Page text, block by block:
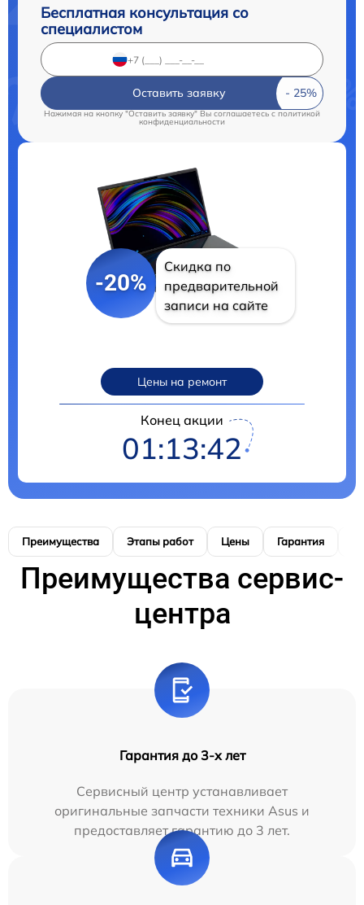
Бесплатная консультация со
специалистом
Оставить заявку
Нажимая на кнопку "Оставить заявку" Вы соглашаетесь c политикой
конфиденциальности
-20%
Скидка по
предварительной
записи на сайте
Цены на ремонт
Конец акции
01:13:41
Преимущества Этапы работ Цены Гарантия
Преимущества сервис-
центра
Гарантия до 3-х лет
Сервисный центр устанавливает
оригинальные запчасти техники Asus и
предоставляет гарантию до 3 лет.